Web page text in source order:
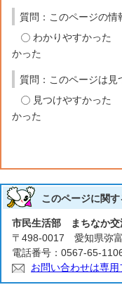
質問：このページの情
わかりやすかった
かった
質問：このページは見
見つけやすかった
かった
このページに関す
市民生活部 まちなか
〒498-0017 愛知県弥
電話番号：0567-65-
お問い合わせは専用